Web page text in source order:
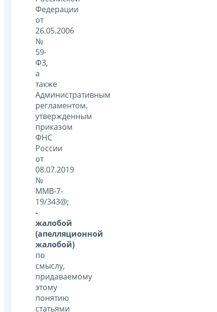
Федерации
от
26.05.2006
№
59-
ФЗ,
а
также
Административным
регламентом,
утвержденным
приказом
ФНС
России
от
08.07.2019
№
ММВ-7-
19/343@;
-
жалобой
(апелляционной
жалобой)
по
смыслу,
придаваемому
этому
понятию
статьями